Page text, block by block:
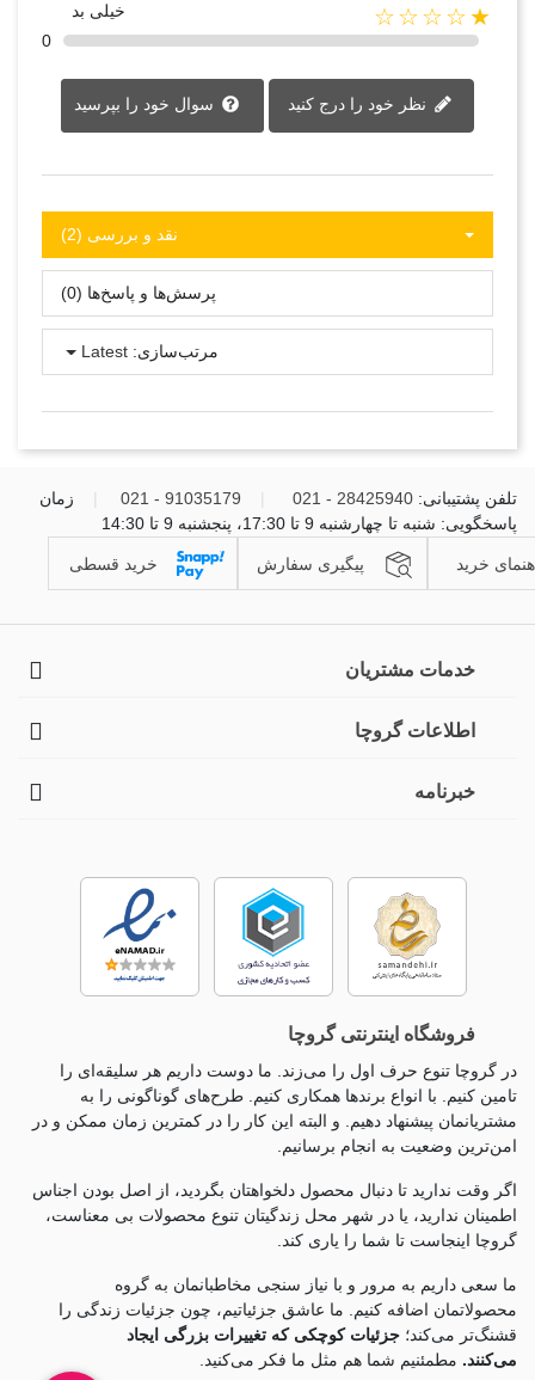
★☆☆☆☆
خیلی بد
0
سوال خود را بپرسید
نقد و بررسی‌‌ (2)
پرسش‌ها و پاسخ‌ها (0)
مرتب‌سازی: Latest
تلفن پشتیبانی: 28425940 - 021
91035179 - 021
زمان
پاسخگویی: شنبه تا چهارشنبه 9 تا 17:30، پنجشنبه 9 تا 14:30
خرید پیگیری سفارش خرید قسطی
خدمات مشتریان
اطلاعات گروچا
خبرنامه
فروشگاه اینترنتی گروچا
در گروچا تنوع حرف اول را می‌زند. ما دوست داریم هر سلیقه‌ای را
تامین کنیم. با انواع برندها همکاری کنیم. طرح‌های گوناگونی را به
مشتریانمان پیشنهاد دهیم. و البته این کار را در کمترین زمان ممکن و در
امن‌ترین وضعیت به انجام برسانیم.
اگر وقت ندارید تا دنبال محصول دلخواهتان بگردید، از اصل بودن اجناس
اطمینان ندارید، یا در شهر محل زندگیتان تنوع محصولات بی معناست،
گروچا اینجاست تا شما را یاری کند.
ما سعی داریم به مرور و با نیاز سنجی مخاطبانمان به گروه
محصولاتمان اضافه کنیم. ما عاشق جزئياتیم، چون جزئيات زندگی را
قشنگ‌تر می‌کند؛ جزئیات کوچکی که تغییرات بزرگی ایجاد
می‌کنند. مطمئنیم شما هم مثل ما فکر می‌کنید.